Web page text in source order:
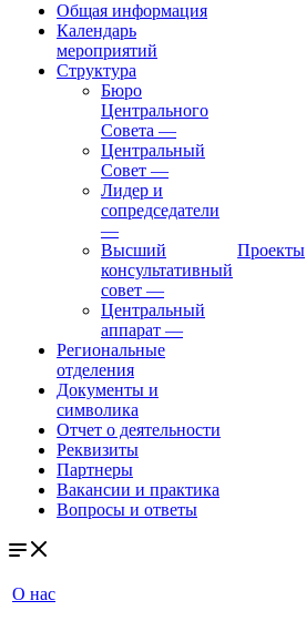
Общая информация
Календарь
мероприятий
Структура
Бюро
Центрального
Совета —
Центральный
Совет —
Лидер и
сопредседатели
—
Высший
консультативный
совет —
Центральный
аппарат —
Региональные
отделения
Документы и
символика
Отчет о деятельности
Реквизиты
Партнеры
Вакансии и практика
Вопросы и ответы
Проекты
О нас